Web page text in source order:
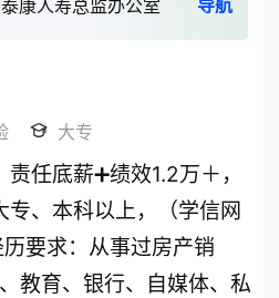
康人寿总监办公室 导航
大专
专、本科以上，（学信网
要求：从事过房产销
教育、银行、自媒体、私